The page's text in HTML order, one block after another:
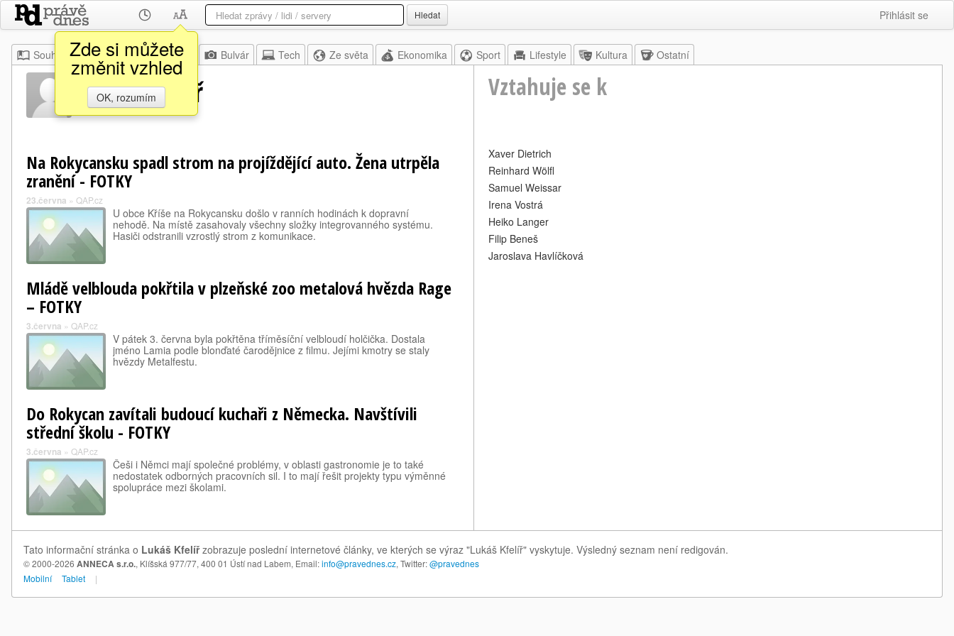
Zde si můžete
změnit vzhled
OK, rozumím
Hledat Přihlásit se
Souhrn Moje Z domova Bulvár Tech Ze světa Ekonomika Sport Lifestyle Kultura Ostatní
Lukáš Kfelíř Vztahuje se k
Na Rokycansku spadl strom na projíždějící auto. Žena utrpěla
zranění - FOTKY
23.června » QAP.cz
U obce Kříše na Rokycansku došlo v ranních hodinách k dopravní
nehodě. Na místě zasahovaly všechny složky integrovanného systému.
Hasiči odstranili vzrostlý strom z komunikace.
Mládě velblouda pokřtila v plzeňské zoo metalová hvězda Rage
– FOTKY
3.června » QAP.cz
V pátek 3. června byla pokřtěna tříměsíční velbloudí holčička. Dostala
jméno Lamia podle blonďaté čarodějnice z filmu. Jejími kmotry se staly
hvězdy Metalfestu.
Do Rokycan zavítali budoucí kuchaři z Německa. Navštívili
střední školu - FOTKY
3.června » QAP.cz
Češi i Němci mají společné problémy, v oblasti gastronomie je to také
nedostatek odborných pracovních sil. I to mají řešit projekty typu výměnné
spolupráce mezi školami.
Xaver Dietrich
Reinhard Wölfl
Samuel Weissar
Irena Vostrá
Heiko Langer
Filip Beneš
Jaroslava Havlíčková
Tato informační stránka o Lukáš Kfelířzobrazuje poslední internetové články, ve kterých se výraz "Lukáš Kfelíř" vyskytuje. Výsledný seznam není redigován.
© 2000-2026 ANNECA s.r.o., Klíšská 977/77, 400 01 Ústí nad Labem, Email:info@pravednes.cz, Twitter:@pravednes
Mobilní
Tablet |